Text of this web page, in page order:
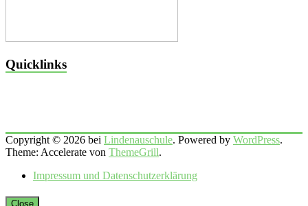
Quicklinks
Copyright © 2026 bei Lindenauschule. Powered by WordPress.
Theme: Accelerate von ThemeGrill.
Impressum und Datenschutzerklärung
Close